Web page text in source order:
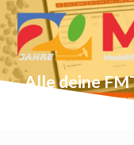
Alle deine